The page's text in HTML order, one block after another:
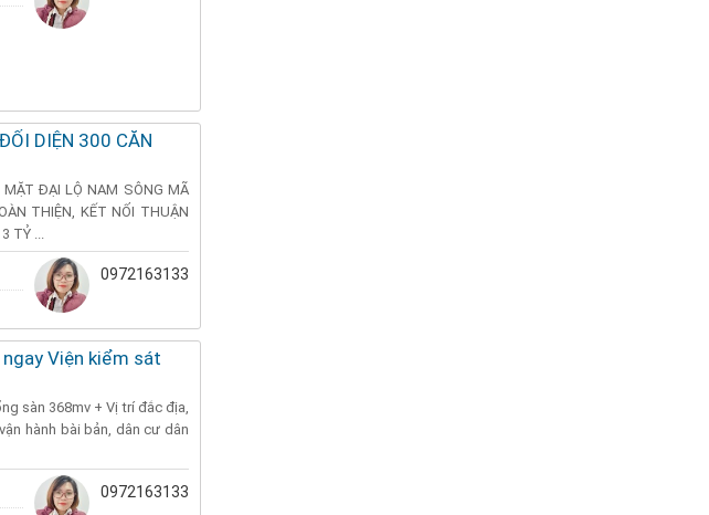
DIỆN 300 CĂN
ĐẠI LỘ NAM SÔNG MÃ
THIỆN, KẾT NỐI THUẬN
TỶ ...
0972163133
Viện kiểm sát
sàn 368mv + Vị trí đắc địa,
hành bài bản, dân cư dân
0972163133